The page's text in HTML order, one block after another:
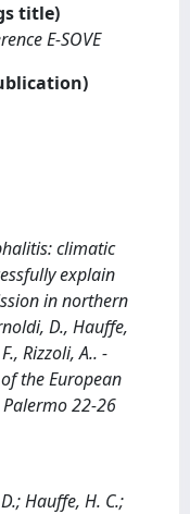
title)
E-SOVE
climatic
explain
in northern
D., Hauffe,
Rizzoli, A.. -
the European
Palermo 22-26
Hauffe, H. C.;